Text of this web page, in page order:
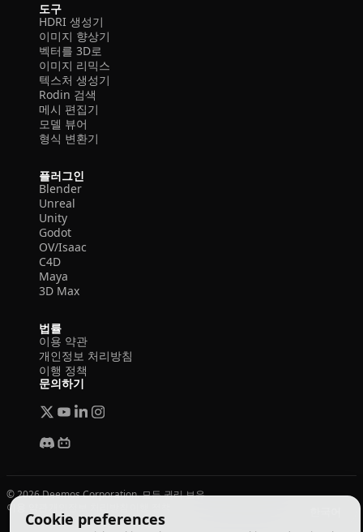
Cookie preferences
도구
HDRI 생성기
이미지 향상기
벡터를 3D로
이미지 리믹스
텍스처 생성기
Rodin 검색
메시 편집기
모델 뷰어
형식 변환기
플러그인
Blender
Unreal
Unity
Godot
OV/Isaac
C4D
Maya
3D Max
법률
이용 약관
개인정보 처리방침
이행 정책
문의하기
© 2026 Deemos Corporation. 모든 권리 보유
이용 약관